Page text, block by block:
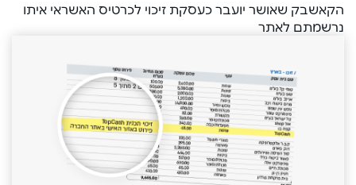
הקאשבק שאושר יועבר כעסקת זיכוי לכרטיס האשראי איתו
נרשמתם לאתר